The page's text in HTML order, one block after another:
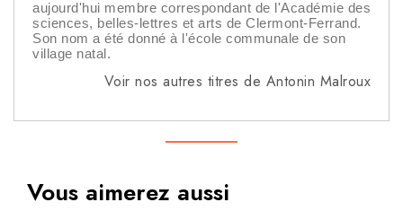
aujourd'hui membre correspondant de l'Académie des
sciences, belles-lettres et arts de Clermont-Ferrand.
Son nom a été donné à l'école communale de son
village natal.
Voir nos autres titres de Antonin Malroux
Vous aimerez aussi